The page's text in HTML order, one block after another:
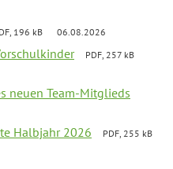
196 kB 06.08.2026
PDF, 257 kB
neuen Team-Mitglieds
Halbjahr 2026
PDF, 255 kB